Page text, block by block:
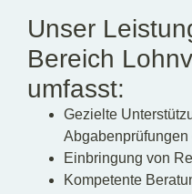
Unser
Bereich
umfasst:
Gezielte
Einbringung von
Kompetente